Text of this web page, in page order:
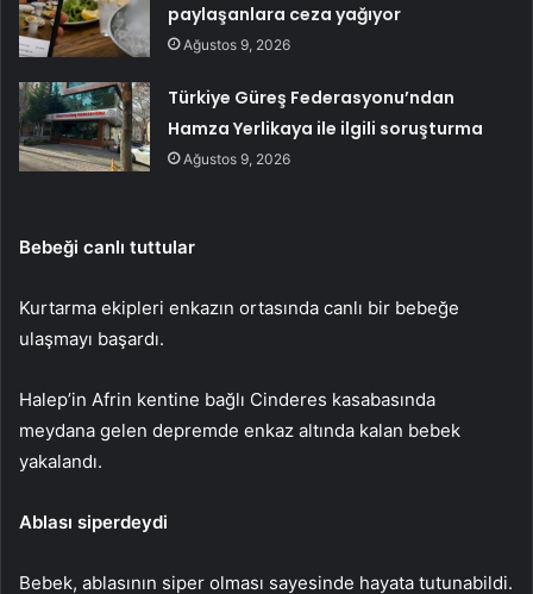
paylaşanlara ceza yağıyor
Ağustos 9, 2026
Türkiye Güreş Federasyonu’ndan
Hamza Yerlikaya ile ilgili soruşturma
Ağustos 9, 2026
Bebeği canlı tuttular
Kurtarma ekipleri enkazın ortasında canlı bir bebeğe
ulaşmayı başardı.
Halep’in Afrin kentine bağlı Cinderes kasabasında
meydana gelen depremde enkaz altında kalan bebek
yakalandı.
Ablası siperdeydi
Bebek, ablasının siper olması sayesinde hayata tutunabildi.